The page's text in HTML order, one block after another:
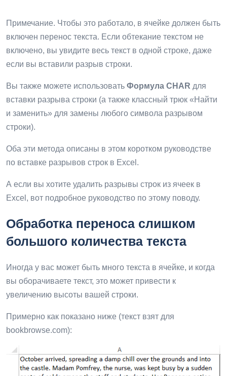
Примечание. Чтобы это работало, в ячейке должен быть
включен перенос текста. Если обтекание текстом не
включено, вы увидите весь текст в одной строке, даже
если вы вставили разрыв строки.
Вы также можете использовать Формула CHAR для
вставки разрыва строки (а также классный трюк «Найти
и заменить» для замены любого символа разрывом
строки).
Оба эти метода описаны в этом коротком руководстве
по вставке разрывов строк в Excel.
А если вы хотите удалить разрывы строк из ячеек в
Excel, вот подробное руководство по этому поводу.
Обработка переноса слишком
большого количества текста
Иногда у вас может быть много текста в ячейке, и когда
вы оборачиваете текст, это может привести к
увеличению высоты вашей строки.
Примерно как показано ниже (текст взят для
bookbrowse.com):